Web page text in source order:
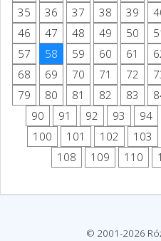
35
36 37 38 39
46
47 48 49 50
57
58 59 60 61
68
69 70 71 72
79
80 81 82 83
90
91 92 93 94
100
101 102 103
108
109 110
© 2001-2026